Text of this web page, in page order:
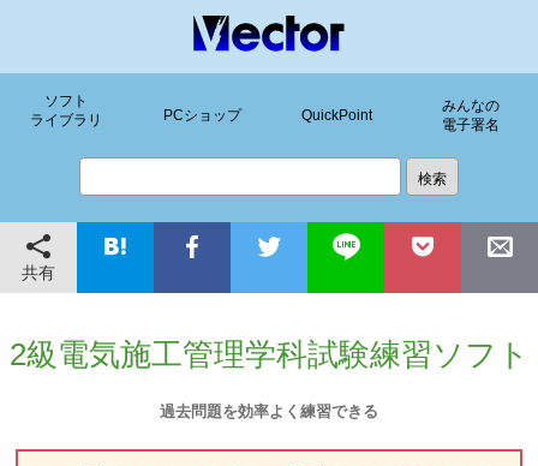
ソフト
ライブラリ
PCショップ QuickPoint
みんなの
電子署名
共有
2級電気施工管理学科試験練習ソフト
過去問題を効率よく練習できる